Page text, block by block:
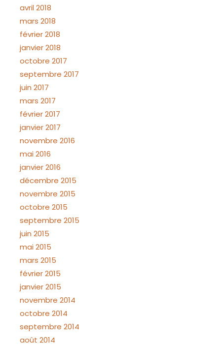
avril 2018
mars 2018
février 2018
janvier 2018
octobre 2017
septembre 2017
juin 2017
mars 2017
février 2017
janvier 2017
novembre 2016
mai 2016
janvier 2016
décembre 2015
novembre 2015
octobre 2015
septembre 2015
juin 2015
mai 2015
mars 2015
février 2015
janvier 2015
novembre 2014
octobre 2014
septembre 2014
août 2014